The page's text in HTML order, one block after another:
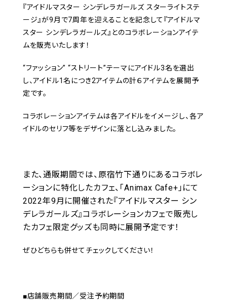
『アイドルマスター シンデレラガールズ スターライトステ
ージ』が9月で7周年を迎えることを記念して『アイドルマ
スター シンデレラガールズ』とのコラボレーションアイテ
ムを販売いたします！
“ファッション” “ストリート”テーマにアイドル3名を選出
し、アイドル1名につき2アイテムの計６アイテムを展開予
定です。
コラボレーションアイテムは各アイドルをイメージし、各ア
イドルのセリフ等をデザインに落とし込みました。
また、通販期間では、原宿竹下通りにあるコラボレ
ーションに特化したカフェ、「Animax Cafe+」にて
2022年9月に開催された『アイドルマスター シン
デレラガールズ』コラボレーションカフェで販売し
たカフェ限定グッズも同時に展開予定です！
ぜひどちらも併せてチェックしてください！
■店舗販売期間／受注予約期間